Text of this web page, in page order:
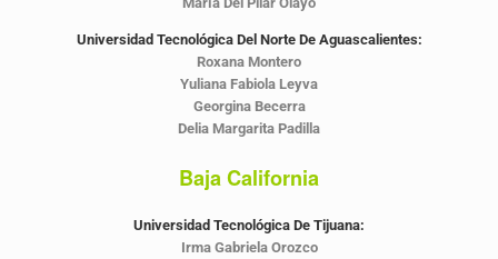
Universidad Tecnológica Del Norte De Aguascalientes:
Roxana Montero
Yuliana Fabiola Leyva
Georgina Becerra
Delia Margarita Padilla
Baja California
Universidad Tecnológica De Tijuana:
Irma Gabriela Orozco